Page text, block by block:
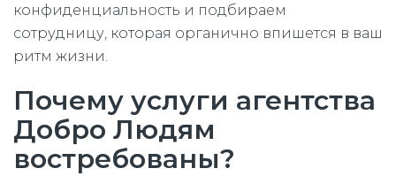
конфиденциальность и подбираем
сотрудницу, которая органично впишется в ваш
ритм жизни.
Почему услуги агентства
Добро Людям
востребованы?